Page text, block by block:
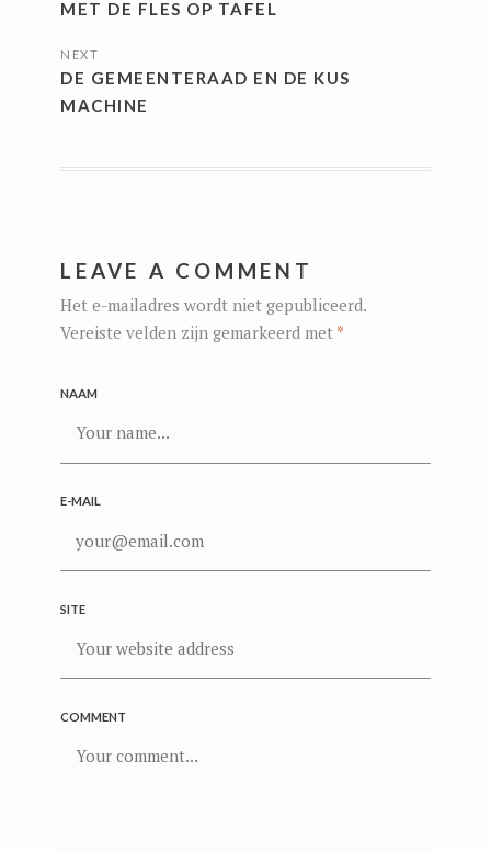
MET DE FLES OP TAFEL
NEXT
DE GEMEENTERAAD EN DE KUS
MACHINE
LEAVE A COMMENT
Het e-mailadres wordt niet gepubliceerd.
Vereiste velden zijn gemarkeerd met *
NAAM
E-MAIL
SITE
COMMENT